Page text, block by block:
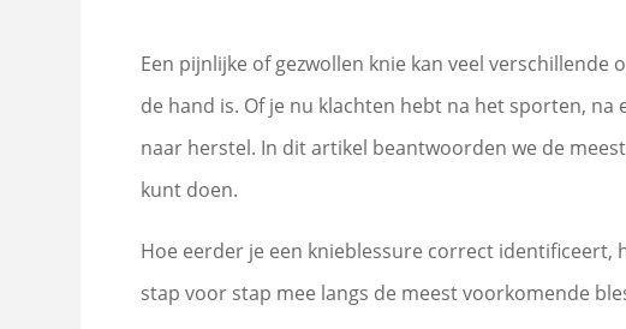
Een pijnlijke of gezwollen knie kan veel
de hand is. Of je nu klachten hebt na het sporten,
naar herstel. In dit artikel beantwoorden we de
kunt doen.
Hoe eerder je een knieblessure correct identificeert,
stap voor stap mee langs de meest voorkomende